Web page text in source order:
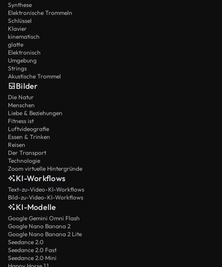
Synthese
Elektronische Trommeln
Schlüssel
Klavier
kinematisch
glatte
Elektronisch
Umgebung
Strings
Akustische Trommel
Bilder
Die Natur
Menschen
Liebe & Beziehungen
Fitness ist
Luftvideografie
Essen & Trinken
Reisen
Der Transport
Technologie
Zoom virtuelle Hintergründe
KI-Workflows
Text-zu-Video-KI-Workflows
Bild-zu-Video-KI-Workflows
KI-Modelle
Google Gemini Omni Flash
Google Nano Banana 2
Google Nano Banana 2 Lite
Seedance 2.0
Seedance 2.0 Fast
Seedance 2.0 Mini
Happy Horse 1.1